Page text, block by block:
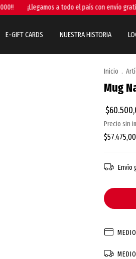
¡Llegamos a todo el país con envío gratis a
E-GIFT CARDS NUESTRA HISTORIA
Inicio .
Mug
Precio sin
$57.475,00
Envío